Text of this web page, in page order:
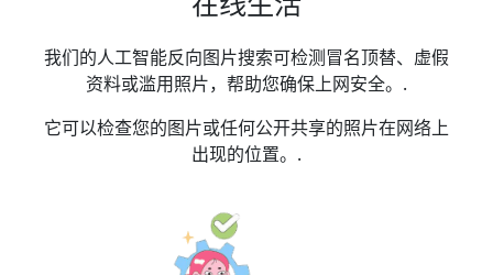
我们的人工智能反向图片搜索可检测冒名顶替、虚假
资料或滥用照片，帮助您确保上网安全。.
它可以检查您的图片或任何公开共享的照片在网络上
出现的位置。.